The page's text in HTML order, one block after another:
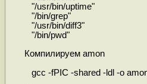
"/usr/bin/uptime"
"/bin/grep"
"/usr/bin/diff3"
"/bin/pwd"
Компилируем amon
gcc -fPIC -shared -ldl -o